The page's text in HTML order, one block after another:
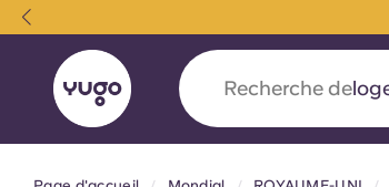
Recherche deville
de l'UEA !